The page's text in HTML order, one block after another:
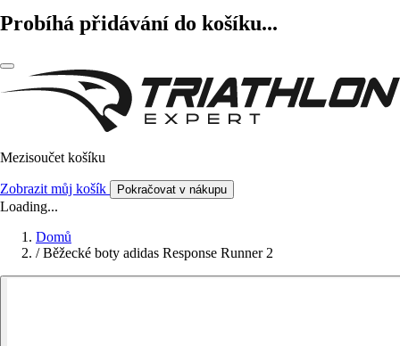
Probíhá přidávání do košíku...
Mezisoučet košíku
Zobrazit můj košík Pokračovat v nákupu
Loading...
Domů
/ Běžecké boty adidas Response Runner 2